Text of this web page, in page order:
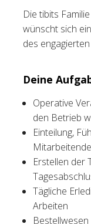
Login
Die tibits
wünscht sich
des
Deine
Operative
den Betrieb
Einteilung,
Erstellen der
Tägliche
Arbeiten